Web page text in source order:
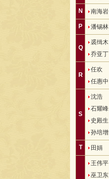
N 南海岩
P 潘锡林
Q
裘缉木
乔亚丁
R
任欢
任惠中
S
沈浩
石耀峰
史殿生
孙培增
T 田娟
王伟平
巫卫东